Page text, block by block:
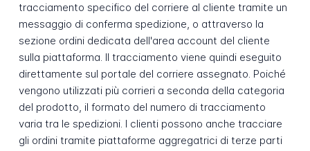
tracciamento specifico del corriere al cliente tramite un
messaggio di conferma spedizione, o attraverso la
sezione ordini dedicata dell'area account del cliente
sulla piattaforma. Il tracciamento viene quindi eseguito
direttamente sul portale del corriere assegnato. Poiché
vengono utilizzati più corrieri a seconda della categoria
del prodotto, il formato del numero di tracciamento
varia tra le spedizioni. I clienti possono anche tracciare
gli ordini tramite piattaforme aggregatrici di terze parti